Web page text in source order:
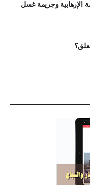
الإرهابية وجريمة غسل